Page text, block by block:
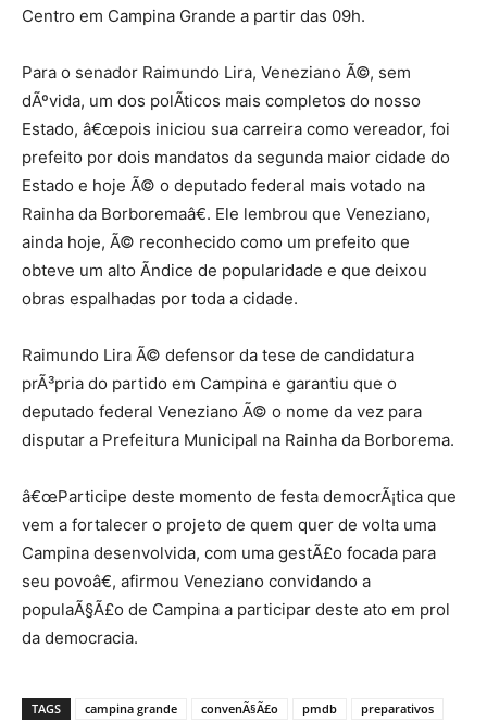
Centro em Campina Grande a partir das 09h.
Para o senador Raimundo Lira, Veneziano Ã©, sem
dÃºvida, um dos polÃ­ticos mais completos do nosso
Estado, â€œpois iniciou sua carreira como vereador, foi
prefeito por dois mandatos da segunda maior cidade do
Estado e hoje Ã© o deputado federal mais votado na
Rainha da Borboremaâ€. Ele lembrou que Veneziano,
ainda hoje, Ã© reconhecido como um prefeito que
obteve um alto Ã­ndice de popularidade e que deixou
obras espalhadas por toda a cidade.
Raimundo Lira Ã© defensor da tese de candidatura
prÃ³pria do partido em Campina e garantiu que o
deputado federal Veneziano Ã© o nome da vez para
disputar a Prefeitura Municipal na Rainha da Borborema.
â€œParticipe deste momento de festa democrÃ¡tica que
vem a fortalecer o projeto de quem quer de volta uma
Campina desenvolvida, com uma gestÃ£o focada para
seu povoâ€, afirmou Veneziano convidando a
populaÃ§Ã£o de Campina a participar deste ato em prol
da democracia.
TAGS campina grande convenÃ§Ã£o pmdb
preparativos